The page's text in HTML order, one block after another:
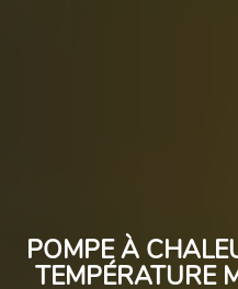
POMPE À
TEMPÉRATURE